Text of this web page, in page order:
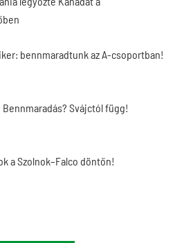
bennmaradtunk az A-csoportban!
Bennmaradás? Svájctól függ!
a Szolnok–Falco döntőn!